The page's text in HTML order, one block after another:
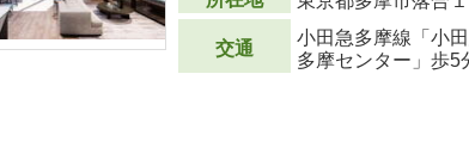
交通
小田急多摩線「小
多摩センター」歩5